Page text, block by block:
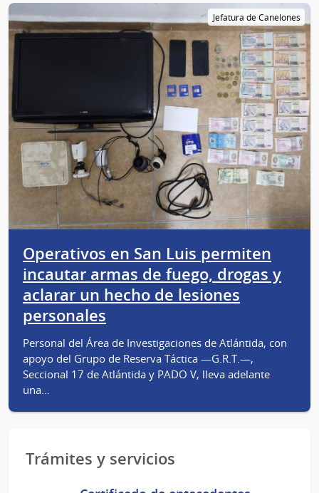
Jefatura de Canelones
Operativos en San Luis permiten
incautar armas de fuego, drogas y
aclarar un hecho de lesiones
personales
Personal del Área de Investigaciones de Atlántida, con
apoyo del Grupo de Reserva Táctica —G.R.T.—,
Seccional 17 de Atlántida y PADO V, lleva adelante
una…
Trámites y servicios